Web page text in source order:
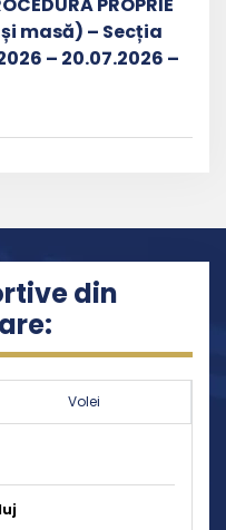
masă) – Secția
– 20.07.2026 –
din
Volei